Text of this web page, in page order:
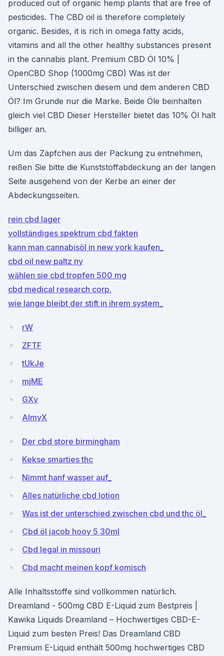
produced out of organic hemp plants that are free of
pesticides. The CBD oil is therefore completely
organic. Besides, it is rich in omega fatty acids,
vitamins and all the other healthy substances present
in the cannabis plant. Premium CBD Öl 10% |
OpenCBD Shop (1000mg CBD) Was ist der
Unterschied zwischen diesem und dem anderen CBD
Öl? Im Grunde nur die Marke. Beide Öle beinhalten
gleich viel CBD Dieser Hersteller bietet das 10% Öl halt
billiger an.
Um das Zäpfchen aus der Packung zu entnehmen,
reißen Sie bitte die Kunststoffabdeckung an der langen
Seite ausgehend von der Kerbe an einer der
Abdeckungsseiten.
rein cbd lager
vollständiges spektrum cbd fakten
kann man cannabisöl in new york kaufen_
cbd oil new paltz ny
wählen sie cbd tropfen 500 mg
cbd medical research corp.
wie lange bleibt der stift in ihrem system_
rW
ZFTF
tUkJe
mjME
GXv
AlmyX
Der cbd store birmingham
Kekse smarties thc
Nimmt hanf wasser auf_
Alles natürliche cbd lotion
Was ist der unterschied zwischen cbd und thc öl_
Cbd öl jacob hooy 5 30ml
Cbd legal in missouri
Cbd macht meinen kopf komisch
Alle Inhaltsstoffe sind vollkommen natürlich.
Dreamland - 500mg CBD E-Liquid zum Bestpreis |
Kawika Liquids Dreamland – Hochwertiges CBD-E-
Liquid zum besten Preis! Das Dreamland CBD
Premium E-Liquid enthält 500mg hochwertiges CBD